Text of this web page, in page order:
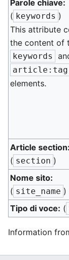
Parole chiave:
( keywords )
This attribute
the content of
keywords
article:tag
elements.
Article section:
( section )
Nome sito:
( site_name )
Tipo di voce: (
Information